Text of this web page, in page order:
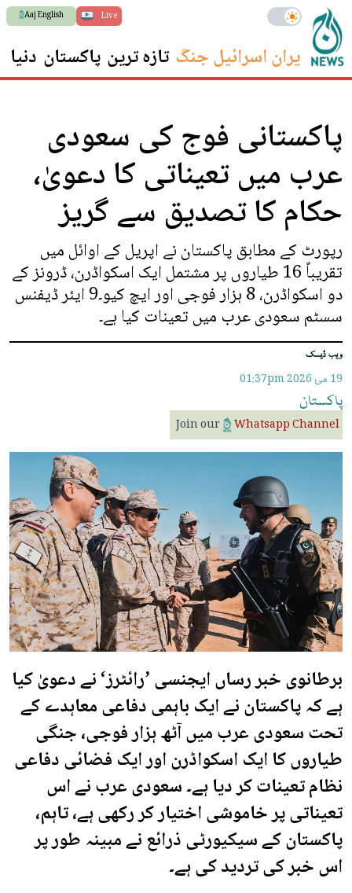
Live
Aaj English
ایران اسرائیل جنگ تازہ ترین پاکستان دنیا
پاکستانی فوج کی سعودی
عرب میں تعیناتی کا دعویٰ،
حکام کا تصدیق سے گریز
رپورٹ کے مطابق پاکستان نے اپریل کے اوائل میں
تقریباً 16 طیاروں پر مشتمل ایک اسکواڈرن، ڈرونز کے
دو اسکواڈرن، 8 ہزار فوجی اور ایچ کیو۔9 ایئر ڈیفنس
سسٹم سعودی عرب میں تعینات کیا ہے۔
ویب ڈیسک
19 مئ 2026 01:37pm
پاکستان
Join our Whatsapp Channel
برطانوی خبر رساں ایجنسی ’رائٹرز‘ نے دعویٰ کیا
ہے کہ پاکستان نے ایک باہمی دفاعی معاہدے کے
تحت سعودی عرب میں آٹھ ہزار فوجی، جنگی
طیاروں کا ایک اسکواڈرن اور ایک فضائی دفاعی
نظام تعینات کر دیا ہے۔ سعودی عرب نے اس
تعیناتی پر خاموشی اختیار کر رکھی ہے، تاہم،
پاکستان کے سیکیورٹی ذرائع نے مبینہ طور پر
اس خبر کی تردید کی ہے۔